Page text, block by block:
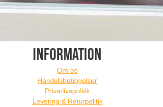
INFORMATION
Om os
Handelsbetingelser
Privatlivspolitik
Levering & Returpolitik